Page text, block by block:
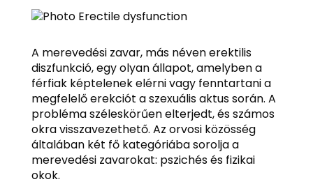
A merevedési zavar, más néven erektilis
diszfunkció, egy olyan állapot, amelyben a
férfiak képtelenek elérni vagy fenntartani a
megfelelő erekciót a szexuális aktus során. A
probléma széleskörűen elterjedt, és számos
okra visszavezethető. Az orvosi közösség
általában két fő kategóriába sorolja a
merevedési zavarokat: pszichés és fizikai
okok.